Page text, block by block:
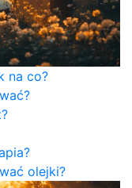
na co?
olejki?